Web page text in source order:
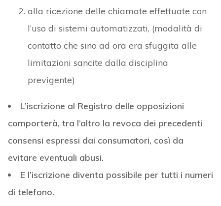
alla ricezione delle chiamate effettuate con
l’uso di sistemi automatizzati, (modalità di
contatto che sino ad ora era sfuggita alle
limitazioni sancite dalla disciplina
previgente)
L’iscrizione al Registro delle opposizioni
comporterà, tra l’altro la revoca dei precedenti
consensi espressi dai consumatori, così da
evitare eventuali abusi.
E l’iscrizione diventa possibile per tutti i numeri
di telefono.